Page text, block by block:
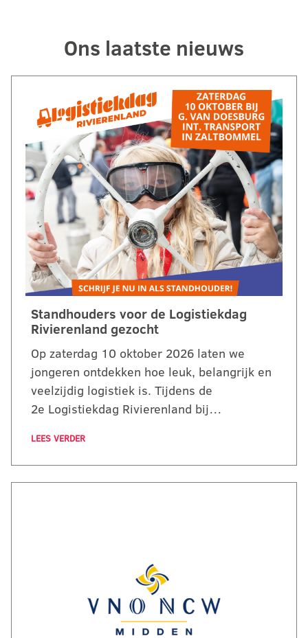
Ons laatste nieuws
Standhouders voor de Logistiekdag
Rivierenland gezocht
Op zaterdag 10 oktober 2026 laten we
jongeren ontdekken hoe leuk, belangrijk en
veelzijdig logistiek is. Tijdens de
2e Logistiekdag Rivierenland bij…
LEES VERDER